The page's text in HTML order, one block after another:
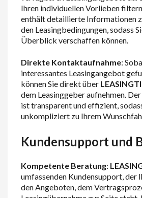
Ihren individuellen Vorlieben
enthält detaillierte Informationen
den Leasingbedingungen, sodass
Überblick verschaffen können.
Direkte Kontaktaufnahme:
interessantes Leasingangebot
können Sie direkt über
dem Leasinggeber aufnehmen.
ist transparent und effizient,
unkompliziert zu Ihrem
Kundensupport und
Kompetente Beratung:
umfassenden Kundensupport, der
den Angeboten, dem